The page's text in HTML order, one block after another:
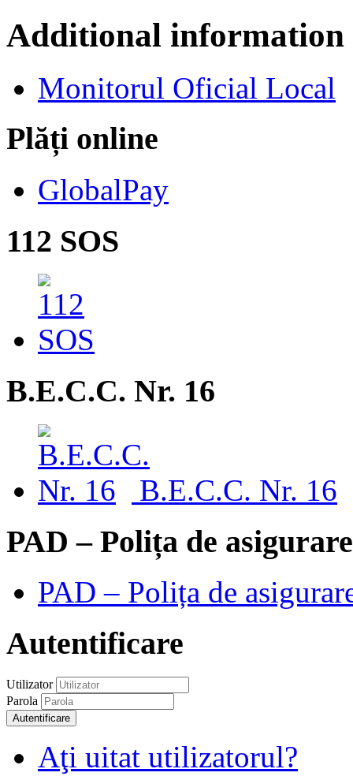
Additional information
Monitorul Oficial Local
Plăți online
GlobalPay
112 SOS
B.E.C.C. Nr. 16
B.E.C.C. Nr. 16
PAD – Polița de asigurare
PAD – Polița de
Autentificare
Utilizator
Parola
Autentificare
Aţi uitat utilizatorul?